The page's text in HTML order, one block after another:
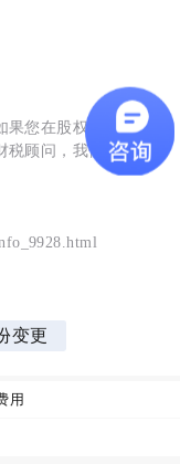
您在股权质押过程
税顾问，我们会随时
变更
用